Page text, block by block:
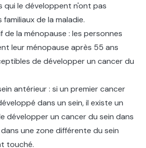
qui le développent n'ont pas
de la maladie.
la ménopause : les personnes
leur ménopause après 55 ans
de développer un cancer du
antérieur : si un premier cancer
dans un sein, il existe un
développer un cancer du sein dans
une zone différente du sein
touché.